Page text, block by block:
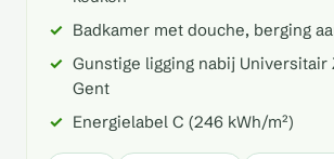
Badkamer met douche, berging
Gunstige ligging nabij Universitair
Gent
Energielabel C (246 kWh/m²)